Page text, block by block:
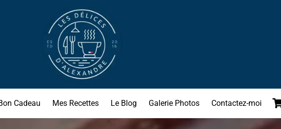
Cadeau Mes Recettes Le Blog Galerie Photos Contactez-moi